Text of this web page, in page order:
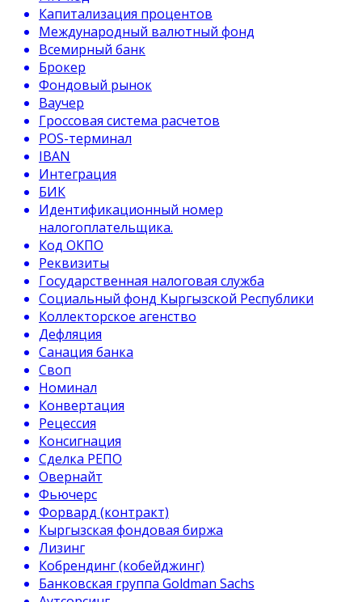
Капитализация процентов
Международный валютный фонд
Всемирный банк
Брокер
Фондовый рынок
Ваучер
Гроссовая система расчетов
POS-терминал
IBAN
Интеграция
БИК
Идентификационный номер
налогоплательщика.
Код ОКПО
Реквизиты
Государственная налоговая служба
Социальный фонд Кыргызской Республики
Коллекторское агенство
Дефляция
Санация банка
Своп
Номинал
Конвертация
Рецессия
Консигнация
Сделка РЕПО
Овернайт
Фьючерс
Форвард (контракт)
Кыргызская фондовая биржа
Лизинг
Кобрендинг (кобейджинг)
Банковская группа Goldman Sachs